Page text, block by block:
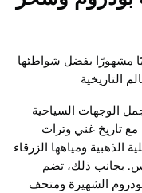
مشهورًا بفضل شواطئها
التاريخية
الوجهات السياحية
تاريخ غني وتراث
الذهبية ومياهها الزرقاء
بجانب ذلك، تضم
الشهيرة ومتحف